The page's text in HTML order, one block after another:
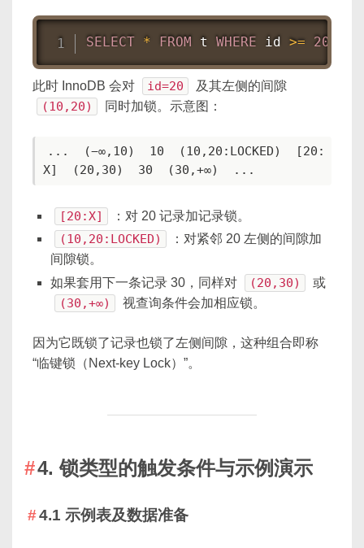
SELECT * FROM t WHERE id >= 20
此时 InnoDB 会对 id=20 及其左侧的间隙
(10,20) 同时加锁。示意图：
...  (−∞,10)  10  (10,20:LOCKED)  [20:
X]  (20,30)  30  (30,+∞)  ...
[20:X] ：对 20 记录加记录锁。
(10,20:LOCKED)
：对紧邻 20 左侧的间隙加
间隙锁。
如果套用下一条记录 30，同样对
(20,30) 或
(30,+∞) 视查询条件会加相应锁。
因为它既锁了记录也锁了左侧间隙，这种组合即称
“临键锁（Next-key Lock）”。
4. 锁类型的触发条件与示例演示
4.1 示例表及数据准备